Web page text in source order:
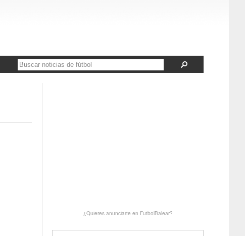
¿Quieres anunciarte en FutbolBalear?